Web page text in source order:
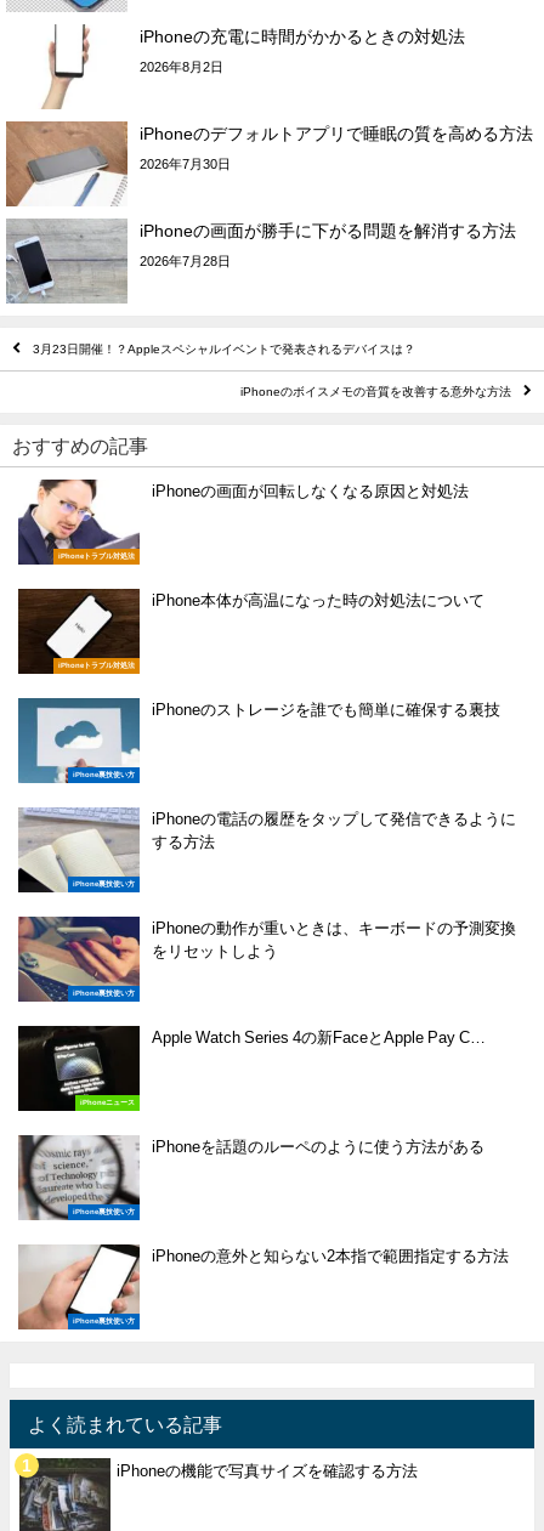
iPhoneの充電に時間がかかるときの対処法
2026年8月2日
iPhoneのデフォルトアプリで睡眠の質を高める方法
2026年7月30日
iPhoneの画面が勝手に下がる問題を解消する方法
2026年7月28日
3月23日開催！？Appleスペシャルイベントで発表されるデバイスは？
iPhoneのボイスメモの音質を改善する意外な方法
おすすめの記事
iPhoneトラブル対処法
iPhoneの画面が回転しなくなる原因と対処法
iPhoneトラブル対処法
iPhone本体が高温になった時の対処法について
iPhone裏技使い方
iPhoneのストレージを誰でも簡単に確保する裏技
iPhone裏技使い方
iPhoneの電話の履歴をタップして発信できるように
する方法
iPhone裏技使い方
iPhoneの動作が重いときは、キーボードの予測変換
をリセットしよう
iPhoneニュース
Apple Watch Series 4の新FaceとApple Pay C…
iPhone裏技使い方
iPhoneを話題のルーペのように使う方法がある
iPhone裏技使い方
iPhoneの意外と知らない2本指で範囲指定する方法
よく読まれている記事
iPhoneの機能で写真サイズを確認する方法